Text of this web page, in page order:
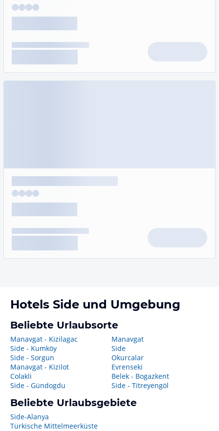
Hotels Side und Umgebung
Beliebte Urlaubsorte
Manavgat - Kizilagac
Side - Kumköy
Side - Sorgun
Manavgat - Kizilot
Colakli
Side - Gündogdu
Manavgat
Side
Okurcalar
Evrenseki
Belek - Bogazkent
Side - Titreyengöl
Beliebte Urlaubsgebiete
Side-Alanya
Türkische Mittelmeerküste